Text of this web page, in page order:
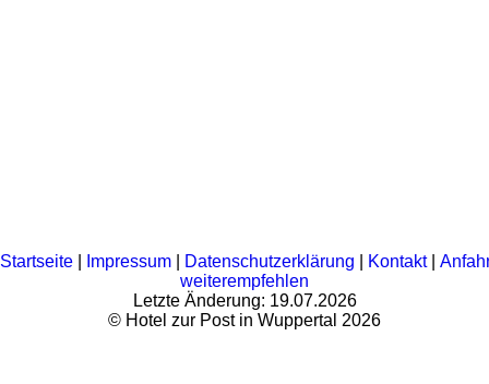
Startseite Impressum Datenschutzerklärung Kontakt|
weiterempfehlen
Letzte Änderung: 19.07.2026
© Hotel zur Post in Wuppertal 2026